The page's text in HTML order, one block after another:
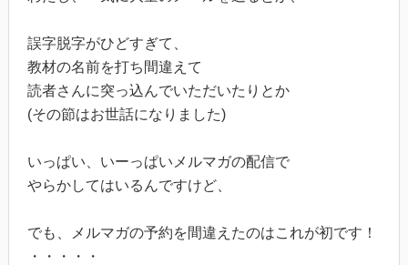
誤字脱字がひどすぎて、
教材の名前を打ち間違えて
読者さんに突っ込んでいただいたりとか
(その節はお世話になりました)
いっぱい、いーっぱいメルマガの配信で
やらかしてはいるんですけど、
でも、メルマガの予約を間違えたのはこれが初です！
・・・・・